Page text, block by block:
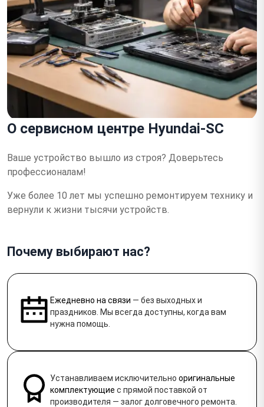
О сервисном центре Hyundai-SC
Ваше устройство вышло из строя? Доверьтесь
профессионалам!
Уже более 10 лет мы успешно ремонтируем технику и
вернули к жизни тысячи устройств.
Почему выбирают нас?
Ежедневно на связи — без выходных и
праздников. Мы всегда доступны, когда вам
нужна помощь.
Устанавливаем исключительно оригинальные
комплектующие с прямой поставкой от
производителя — залог долговечного ремонта.